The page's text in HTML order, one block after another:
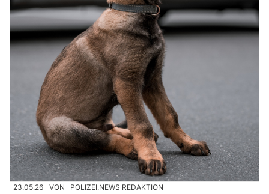
23.05.26 VON POLIZEI.NEWS REDAKTION